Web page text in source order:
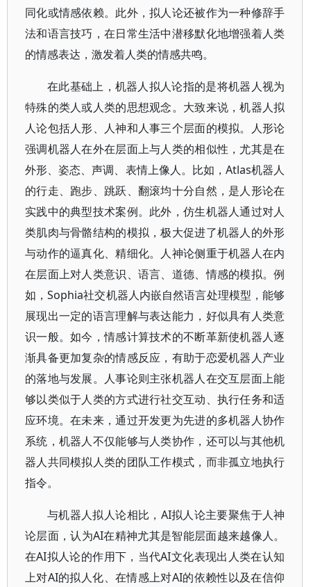
同化或情感依赖。此外，拟人论还被作为一种修辞手
法和语言技巧，在日常生活中潜移默化地增强着人类
的情感表达，激发着人类的情感共鸣。
在此基础上，机器人拟人论指的是将机器人视为
特殊的类人或人类的思想观念。大致来说，机器人拟
人论包括人形、人神和人事三个层面的模拟。人形论
强调机器人在外在层面上与人类的相似性，尤其是在
外形、姿态、声调、表情上像人。比如，Atlas机器人
的行走、跑步、跳跃、翻滚均十分自然，是人形论在
实践中的典型技术案例。此外，仿生机器人通过对人
类肌肉与骨骼结构的模拟，极大促进了机器人的外形
与动作的逼真化、精细化。人神论侧重于机器人在内
在层面上对人类意识、语言、道德、情感的模拟。例
如，Sophia社交机器人内嵌自然语言处理模型，能够
展现出一定的语言理解与表达能力，好似具有人类意
识一般。如今，情感计算技术的不断革新使机器人逐
渐具备更加复杂的情感反应，有助于恋爱机器人产业
的落地与发展。人事论则主张机器人在交互层面上能
够以类似于人类的方式进行社交互动、执行任务和适
应环境。在未来，通过开发更为先进的多机器人协作
系统，机器人不仅能够与人类协作，还可以与其他机
器人共同模拟人类的团队工作模式，而非孤立地执行
指令。
与机器人拟人论相比，AI拟人论主要聚焦于人神
论层面，认为AI在精神尤其是智能层面越来越像人。
在AI拟人论的作用下，当代AI文化表现出人类在认知
上对AI的拟人化、在情感上对AI的依赖性以及在信仰